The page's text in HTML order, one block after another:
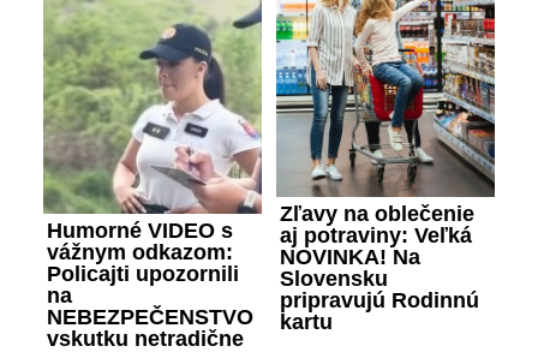
Humorné VIDEO s
vážnym odkazom:
Policajti upozornili
na
NEBEZPEČENSTVO
vskutku netradične
Zľavy na oblečenie
aj potraviny: Veľká
NOVINKA! Na
Slovensku
pripravujú Rodinnú
kartu